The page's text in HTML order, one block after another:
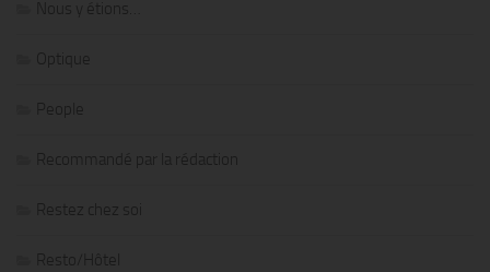
Nous y étions…
Optique
People
Recommandé par la rédaction
Restez chez soi
Resto/Hôtel